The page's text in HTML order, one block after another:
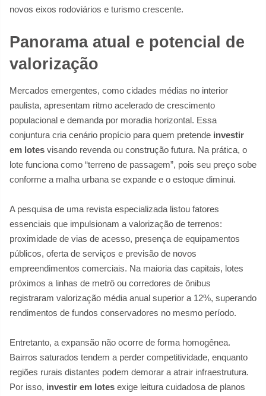
novos eixos rodoviários e turismo crescente.
Panorama atual e potencial de
valorização
Mercados emergentes, como cidades médias no interior
paulista, apresentam ritmo acelerado de crescimento
populacional e demanda por moradia horizontal. Essa
conjuntura cria cenário propício para quem pretende investir
em lotes visando revenda ou construção futura. Na prática, o
lote funciona como “terreno de passagem”, pois seu preço sobe
conforme a malha urbana se expande e o estoque diminui.
A pesquisa de uma revista especializada listou fatores
essenciais que impulsionam a valorização de terrenos:
proximidade de vias de acesso, presença de equipamentos
públicos, oferta de serviços e previsão de novos
empreendimentos comerciais. Na maioria das capitais, lotes
próximos a linhas de metrô ou corredores de ônibus
registraram valorização média anual superior a 12%, superando
rendimentos de fundos conservadores no mesmo período.
Entretanto, a expansão não ocorre de forma homogênea.
Bairros saturados tendem a perder competitividade, enquanto
regiões rurais distantes podem demorar a atrair infraestrutura.
Por isso, investir em lotes exige leitura cuidadosa de planos